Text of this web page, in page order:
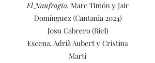
El Naufragio, Marc Timón y Jair
Domínguez (Cantania 2024)
Josu Cabrero (Biel)
Escena. Adrià Aubert y Cristina
Martí